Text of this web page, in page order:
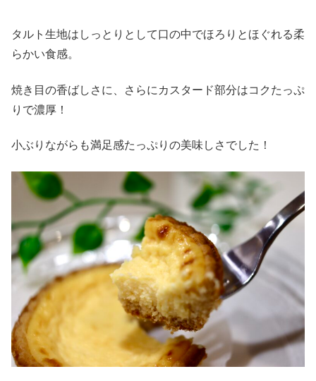
タルト生地はしっとりとして口の中でほろりとほぐれる柔
らかい食感。
焼き目の香ばしさに、さらにカスタード部分はコクたっぷ
りで濃厚！
小ぶりながらも満足感たっぷりの美味しさでした！